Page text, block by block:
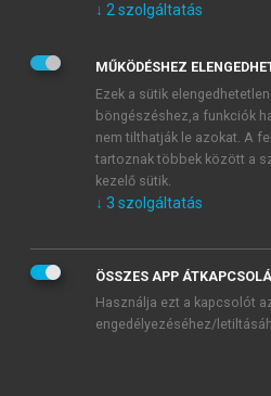
Kérek értesítést az Akadémiai
Adatkezelési tájékoztatóban
veszem és elfogadom.
Általános vásárlási
mersz.huoldalak
tudomásul veszem és
↓ 2 szolgáltatás
MŰKÖDÉSHEZ
Ezek a sütik
böngészéshez,a funkciók
nem tilthatják le azokat. A
tartoznak többek között a
kezelő sütik.
↓ 3 szolgáltatás
ÖSSZES APP
Használja ezt a kapcsolót
engedélyezéséhez/